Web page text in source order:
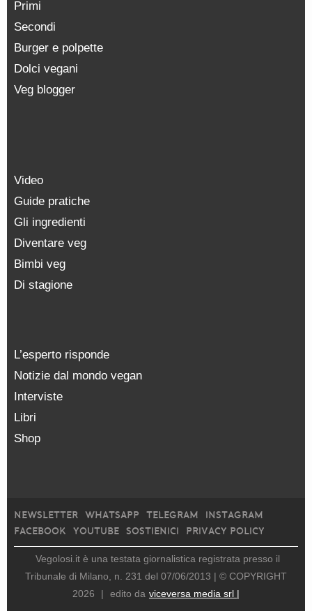
Primi
Secondi
Burger e polpette
Dolci vegani
Veg blogger
Video
Guide pratiche
Gli ingredienti
Diventare veg
Bimbi veg
Di stagione
L’esperto risponde
Notizie dal mondo vegan
Interviste
Libri
Shop
NEWSLETTER WHATSAPP TELEGRAM
INSTAGRAM
FACEBOOK
YOUTUBE SOSTIENICI PRIVACY POLICY
Vegolosi.it è una testata giornalistica registrata presso il
Tribunale di Milano, n. 231 del 07/06/2013 | © COPYRIGHT
2026
| edito da viceversa media srl |